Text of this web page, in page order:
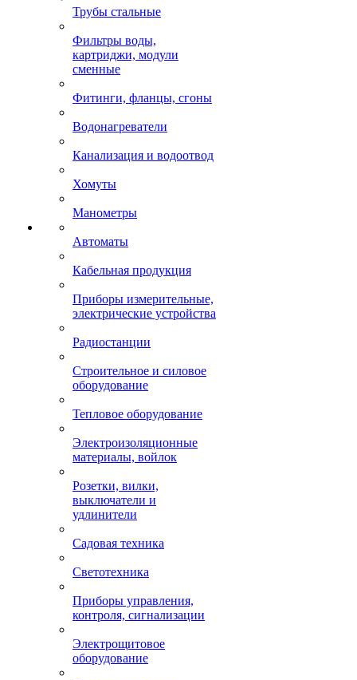
Трубы стальные
Фильтры воды,
картриджи, модули
сменные
Фитинги, фланцы, сгоны
Водонагреватели
Канализация и водоотвод
Хомуты
Манометры
Автоматы
Кабельная продукция
Приборы измерительные,
электрические устройства
Радиостанции
Строительное и силовое
оборудование
Тепловое оборудование
Электроизоляционные
материалы, войлок
Розетки, вилки,
выключатели и
удлинители
Садовая техника
Светотехника
Приборы управления,
контроля, сигнализации
Электрощитовое
оборудование